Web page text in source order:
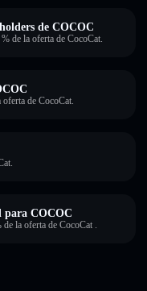
de COCOC
de la oferta de CocoCat.
oferta de CocoCat.
para COCOC
la oferta de CocoCat .